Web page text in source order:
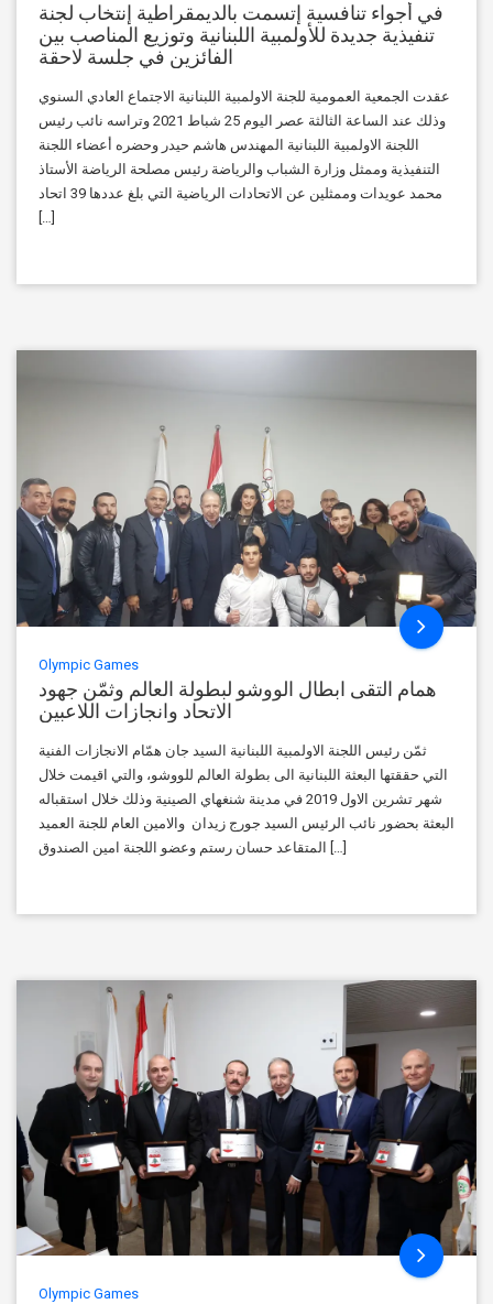
في أجواء تنافسية إتسمت بالديمقراطية إنتخاب لجنة
تنفيذية جديدة للأولمبية اللبنانية وتوزيع المناصب بين
الفائزين في جلسة لاحقة
عقدت الجمعية العمومية للجنة الاولمبية اللبنانية الاجتماع العادي السنوي
وذلك عند الساعة الثالثة عصر اليوم 25 شباط 2021 وتراسه نائب رئيس
اللجنة الاولمبية اللبنانية المهندس هاشم حيدر وحضره أعضاء اللجنة
التنفيذية وممثل وزارة الشباب والرياضة رئيس مصلحة الرياضة الأستاذ
محمد عويدات وممثلين عن الاتحادات الرياضية التي بلغ عددها 39 اتحاد
Olympic Games
همام التقى ابطال الووشو لبطولة العالم وثمّن جهود
الاتحاد وانجازات اللاعبين
ثمّن رئيس اللجنة الاولمبية اللبنانية السيد جان همّام الانجازات الفنية
التي حققتها البعثة اللبنانية الى بطولة العالم للووشو، والتي اقيمت خلال
شهر تشرين الاول 2019 في مدينة شنغهاي الصينية وذلك خلال استقباله
البعثة بحضور نائب الرئيس السيد جورج زيدان والامين العام للجنة العميد
المتقاعد حسان رستم وعضو اللجنة امين الصندوق […]
Olympic Games